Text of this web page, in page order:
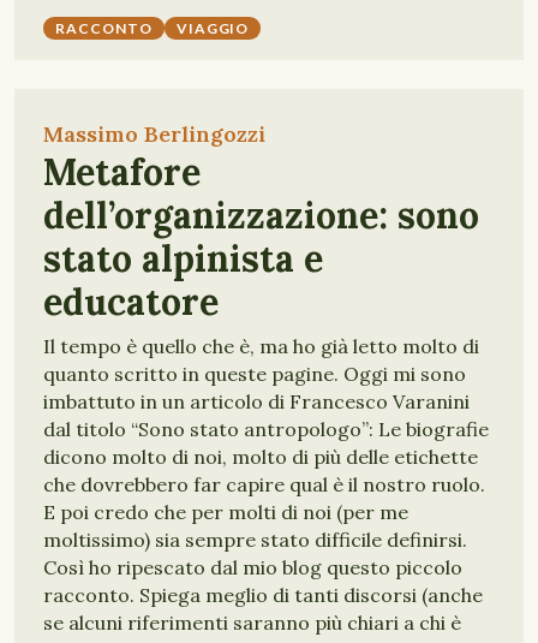
RACCONTO VIAGGIO
Massimo Berlingozzi
Metafore
dell’organizzazione: sono
stato alpinista e
educatore
Il tempo è quello che è, ma ho già letto molto di
quanto scritto in queste pagine. Oggi mi sono
imbattuto in un articolo di Francesco Varanini
dal titolo “Sono stato antropologo”: Le biografie
dicono molto di noi, molto di più delle etichette
che dovrebbero far capire qual è il nostro ruolo.
E poi credo che per molti di noi (per me
moltissimo) sia sempre stato difficile definirsi.
Così ho ripescato dal mio blog questo piccolo
racconto. Spiega meglio di tanti discorsi (anche
se alcuni riferimenti saranno più chiari a chi è